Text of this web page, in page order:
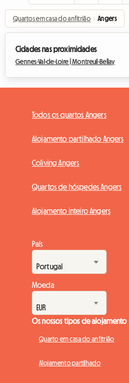
Quartos em casa do anfitrião › Angers
Cidades nas proximidades
Gennes-Val-de-Loire |Montreuil-Bellay
Todos os quartos Angers
Alojamento partilhado Angers
Coliving Angers
Quartos de hóspedes Angers
Alojamento inteiro Angers
País
Moeda
Os nossos tipos de alojamento
Quarto em casa do anfitrião
Alojamento partilhado